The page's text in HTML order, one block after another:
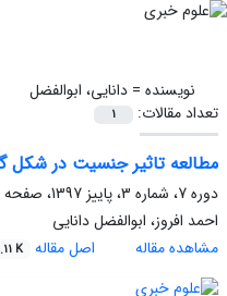
نویسنده =دانایی، ابوالفضل
تعداد مقالات:
1
مطالعه تاثیر جنسیت در شکل
دوره 7، شماره 3، پاییز 1397، صفحه
احمد افروز، ابوالفضل دانایی
مشاهده مقاله
اصل مقاله K